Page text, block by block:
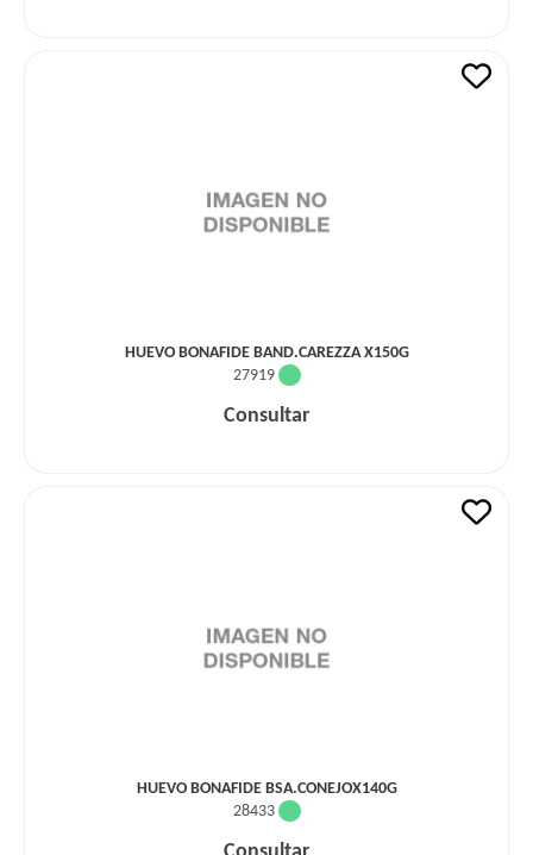
HUEVO BONAFIDE BAND.CAREZZA X150G
27919
Consultar
HUEVO BONAFIDE BSA.CONEJOX140G
28433